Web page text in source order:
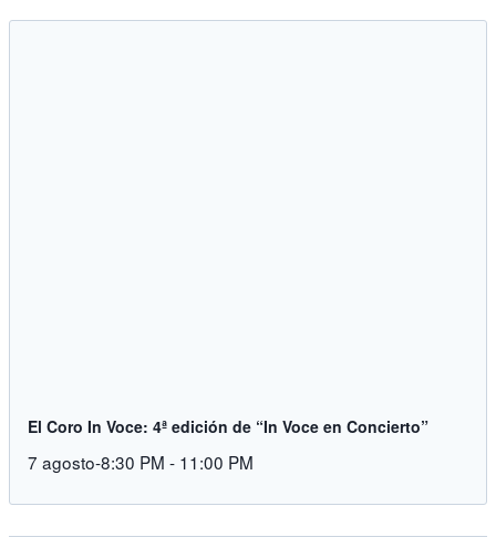
El Coro In Voce: 4ª edición de “In Voce en Concierto”
7 agosto-8:30 PM - 11:00 PM